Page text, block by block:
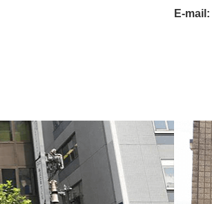
E-mail: